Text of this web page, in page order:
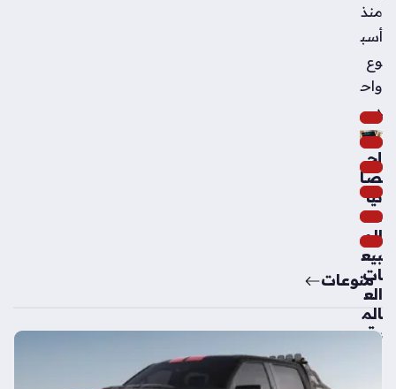
منذ
أسب
وع
واح
د
إح
صا
ئيا
ت
الم
بيع
ات
الع
الم
ية
منوعات